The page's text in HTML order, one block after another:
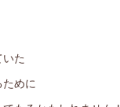
た
めに